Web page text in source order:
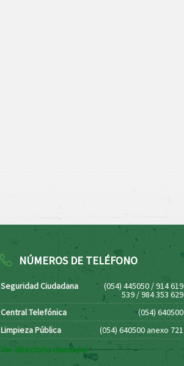
NÚMEROS DE TELÉFONO
Seguridad Ciudadana (054) 445050 / 914 619
539 / 984 353 629
Central Telefónica
(054) 640500
Limpieza Pública
(054) 640500 anexo 721
Ver directorio municipal